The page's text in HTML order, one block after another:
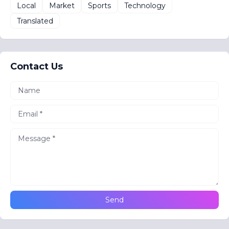
Local Market Sports
Technology
Translated
Contact Us